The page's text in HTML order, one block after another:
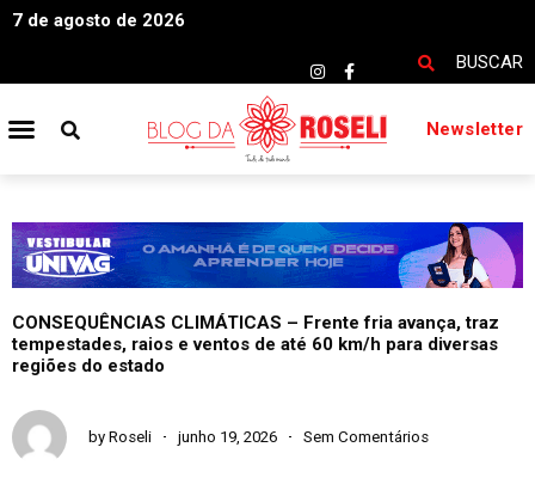
7 de agosto de 2026
BUSCAR
Newsletter
CONSEQUÊNCIAS CLIMÁTICAS – Frente fria avança, traz
tempestades, raios e ventos de até 60 km/h para diversas
regiões do estado
by Roseli junho 19, 2026 Sem Comentários